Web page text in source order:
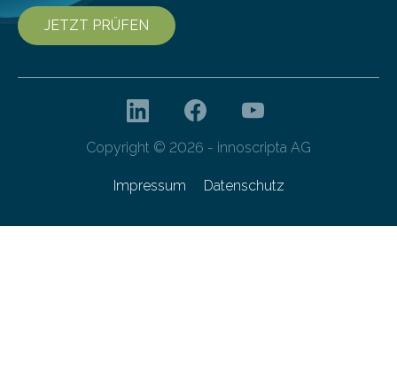
JETZT PRÜFEN
Copyright © 2026 - innoscripta AG
Impressum Datenschutz